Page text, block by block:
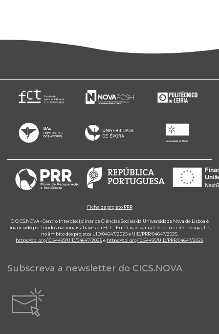
Ficha de projeto PRR
O CICS.NOVA - Centro Interdisciplinar de Ciências Sociais da Universidade Nova de Lisboa é
financiado por fundos nacionais através da FCT – Fundação para a Ciência e a Tecnologia, I.P.,
no âmbito dos projetos UID/04647/2025 e UID/PRR/04647/2025.
https://doi.org/10.54499/UID/04647/2025e https://doi.org/10.54499/UID/PRR/04647/2025
Subscreva a newsletter do CICS.NOVA